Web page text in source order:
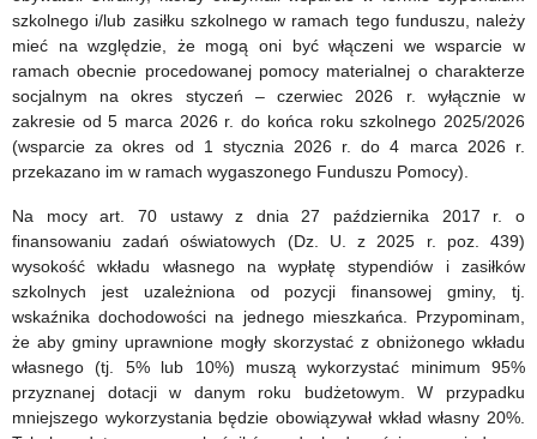
szkolnego i/lub zasiłku szkolnego w ramach tego funduszu, należy
mieć na względzie, że mogą oni być włączeni we wsparcie w
ramach obecnie procedowanej pomocy materialnej o charakterze
socjalnym na okres styczeń – czerwiec 2026 r. wyłącznie w
zakresie od 5 marca 2026 r. do końca roku szkolnego 2025/2026
(wsparcie za okres od 1 stycznia 2026 r. do 4 marca 2026 r.
przekazano im w ramach wygaszonego Funduszu Pomocy).
Na mocy art. 70 ustawy z dnia 27 października 2017 r. o
finansowaniu zadań oświatowych (Dz. U. z 2025 r. poz. 439)
wysokość wkładu własnego na wypłatę stypendiów i zasiłków
szkolnych jest uzależniona od pozycji finansowej gminy, tj.
wskaźnika dochodowości na jednego mieszkańca. Przypominam,
że aby gminy uprawnione mogły skorzystać z obniżonego wkładu
własnego (tj. 5% lub 10%) muszą wykorzystać minimum 95%
przyznanej dotacji w danym roku budżetowym. W przypadku
mniejszego wykorzystania będzie obowiązywał wkład własny 20%.
stycznia
2026
r.
do
4
marca
2026
r.